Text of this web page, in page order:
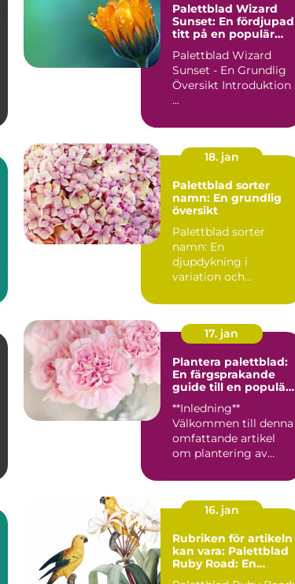
Palettblad Wizard
Sunset: En fördjupad
titt på en populär
Palettblad Wizard
Sunset - En Grundlig
Översikt Introduktion
...
18. jan
Palettblad sorter
namn: En grundlig
översikt
Palettblad sorter
namn: En
djupdykning i
variation och
palettblad? ...
17. jan
Plantera palettblad:
En färgsprakande
guide till en populär
**Inledning**
Välkommen till denna
omfattande artikel
om plantering av
text kom...
16. jan
Rubriken för artikeln
kan vara: Palettblad
Ruby Road: En